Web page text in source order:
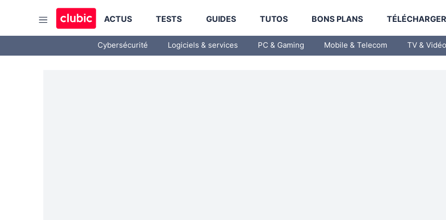
ACTUS TESTS GUIDES TUTOS BONS PLANS
Cybersécurité Logiciels & services PC & Gaming Mobile & Telecom TV & Vidéo